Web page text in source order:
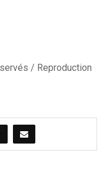
/ Reproduction